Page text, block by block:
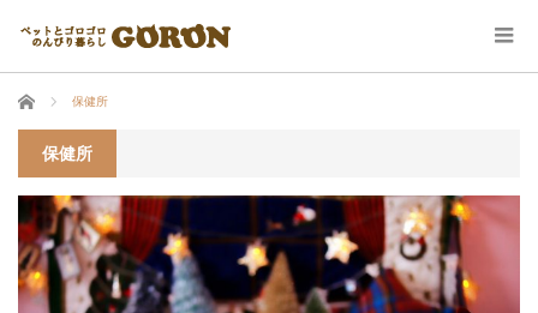
ホーム 保健所
保健所